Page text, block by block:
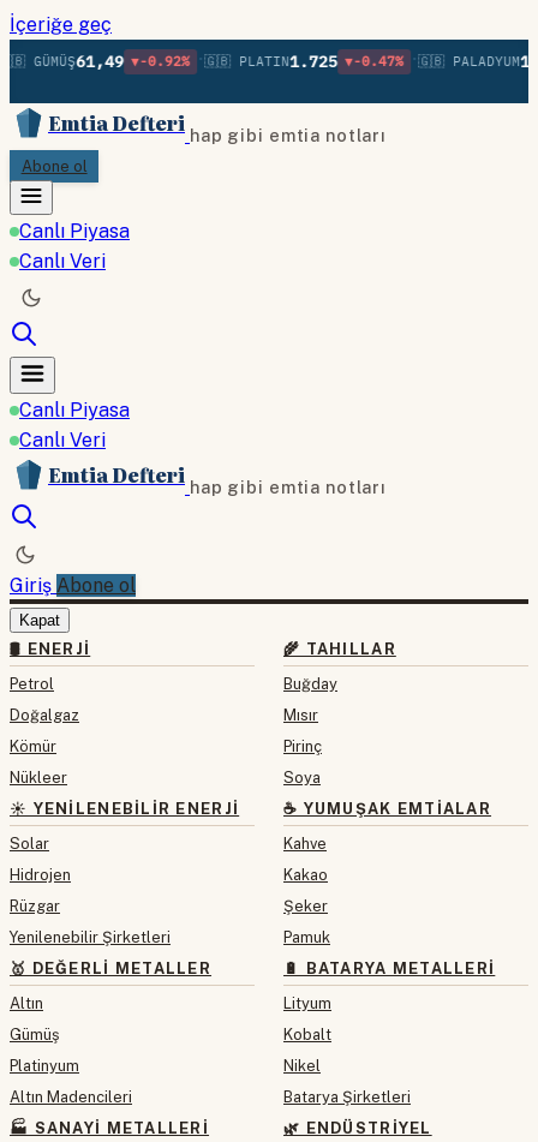
İçeriğe geç
GÜMÜŞ61,49 ▼-0.92% •🇬🇧 PLATIN1.725 ▼-0.47% •🇬🇧 PALADYUM
Emtia Defteri hap gibi emtia notları
Abone ol
Canlı Piyasa
Canlı Veri
Canlı Piyasa
Canlı Veri
Emtia Defteri hap gibi emtia notları
Giriş Abone ol
Kapat
🛢 ENERJI
Petrol
Doğalgaz
Kömür
Nükleer
☀️ YENILENEBILIR ENERJI
Solar
Hidrojen
Rüzgar
Yenilenebilir Şirketleri
🥇 DEĞERLI METALLER
Altın
Gümüş
Platinyum
Altın Madencileri
🏭 SANAYI METALLERI
🌾 TAHILLAR
Buğday
Mısır
Pirinç
Soya
☕ YUMUŞAK EMTIALAR
Kahve
Kakao
Şeker
Pamuk
🔋 BATARYA METALLERI
Lityum
Kobalt
Nikel
Batarya Şirketleri
🌿 ENDÜSTRIYEL